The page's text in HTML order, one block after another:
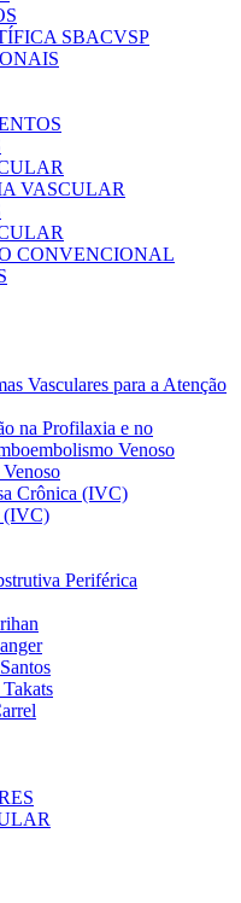
SBACVSP
VASCULAR
CONVENCIONAL
Vasculares para a Atenção
na Profilaxia e no
Venoso
Crônica (IVC)
(IVC)
Periférica